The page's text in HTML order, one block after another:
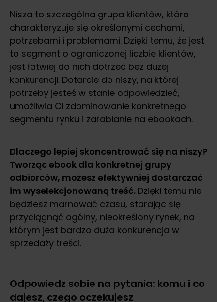
Nisza to szczególna grupa klientów, która
charakteryzuje się określonymi cechami,
potrzebami i problemami. Dzięki temu, że jest
to segment o ograniczonej liczbie klientów,
jest łatwiej do nich dotrzeć bez dużej
konkurencji. Dotarcie do niszy, na której
potrzeby jesteś w stanie odpowiedzieć,
umożliwia Ci zdominowanie konkretnego
segmentu rynku i zarabianie na ebookach.
Dlaczego lepiej skoncentrować się na niszy?
Tworząc ebook dla konkretnej grupy
odbiorców, możesz efektywniej dostarczać
im wyselekcjonowaną treść. Dzięki temu nie
będziesz marnować czasu, starając się
przyciągnąć ogólny, nieokreślony rynek, na
którym jest bardzo duża konkurencja w
sprzedaży treści.
Odpowiedz sobie na pytania: komu i co
dajesz, czego oczekujesz